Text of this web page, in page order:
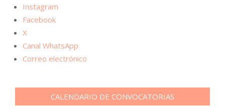
Instagram
Facebook
X
Canal WhatsApp
Correo electrónico
CALENDARIO DE CONVOCATORIAS